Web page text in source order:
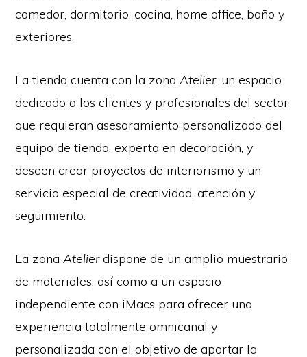
comedor, dormitorio, cocina, home office, baño y
exteriores.
La tienda cuenta con la zonaAtelier, un espacio
dedicado a los clientes y profesionales del sector
que requieran asesoramiento personalizado del
equipo de tienda, experto en decoración, y
deseen crear proyectos de interiorismo y un
servicio especial de creatividad, atención y
seguimiento.
La zonaAtelierdispone de un amplio muestrario
de materiales, así como a un espacio
independiente con iMacs para ofrecer una
experiencia totalmente omnicanal y
personalizada con el objetivo de aportar la